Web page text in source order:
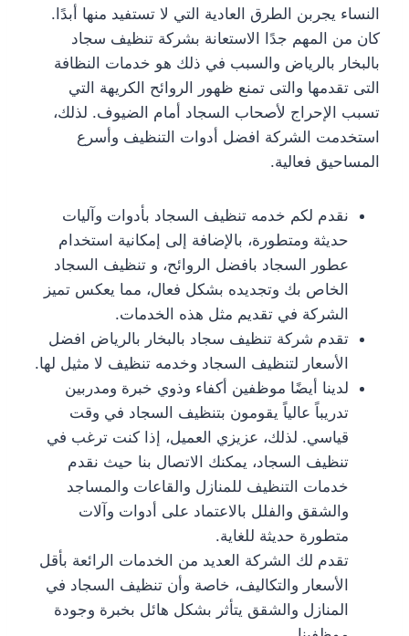
النساء يجربن الطرق العادية التي لا تستفيد منها أبدًا.
كان من المهم جدًا الاستعانة بشركة تنظيف سجاد
بالبخار بالرياض والسبب في ذلك هو خدمات النظافة
التى تقدمها والتى تمنع ظهور الروائح الكريهة التي
تسبب الإحراج لأصحاب السجاد أمام الضيوف. لذلك،
استخدمت الشركة افضل أدوات التنظيف وأسرع
المساحيق فعالية.
نقدم لكم خدمه تنظيف السجاد بأدوات وآليات
حديثة ومتطورة، بالإضافة إلى إمكانية استخدام
عطور السجاد بافضل الروائح، و تنظيف السجاد
الخاص بك وتجديده بشكل فعال، مما يعكس تميز
الشركة في تقديم مثل هذه الخدمات.
تقدم شركة تنظيف سجاد بالبخار بالرياض افضل
الأسعار لتنظيف السجاد وخدمه تنظيف لا مثيل لها.
لدينا أيضًا موظفين أكفاء وذوي خبرة ومدربين
تدريباً عالياً يقومون بتنظيف السجاد في وقت
قياسي. لذلك، عزيزي العميل، إذا كنت ترغب في
تنظيف السجاد، يمكنك الاتصال بنا حيث نقدم
خدمات التنظيف للمنازل والقاعات والمساجد
والشقق والفلل بالاعتماد على أدوات وآلات
متطورة حديثة للغاية.
تقدم لك الشركة العديد من الخدمات الرائعة بأقل
الأسعار والتكاليف، خاصة وأن تنظيف السجاد في
المنازل والشقق يتأثر بشكل هائل بخبرة وجودة